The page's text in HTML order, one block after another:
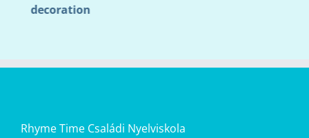
decoration
Rhyme Time Családi Nyelviskola